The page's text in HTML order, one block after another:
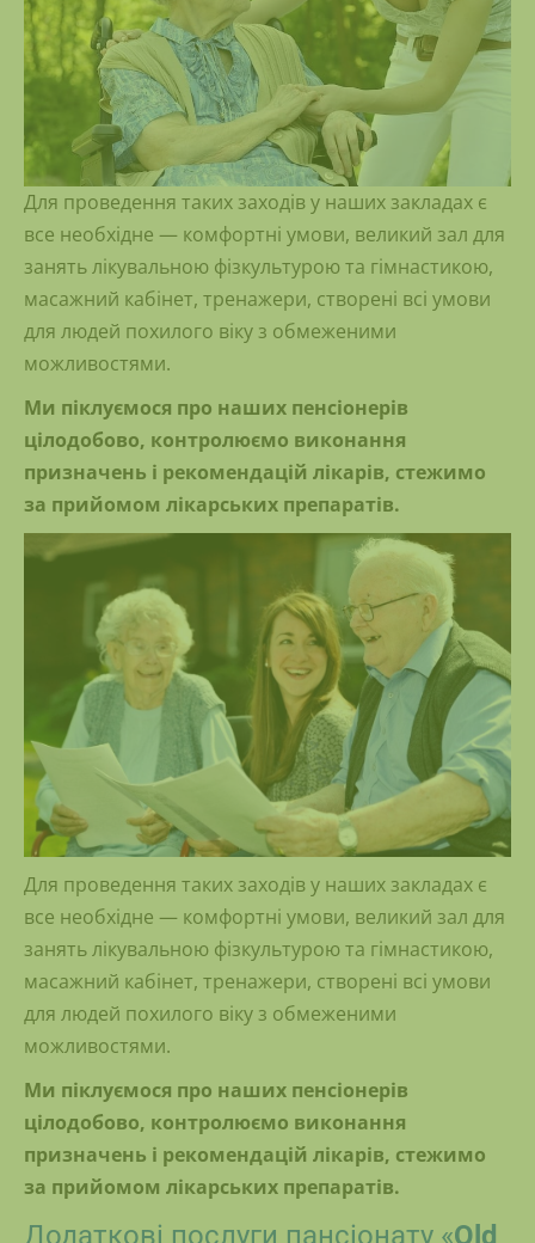
Для проведення таких заходів у наших закладах є
все необхідне — комфортні умови, великий зал для
занять лікувальною фізкультурою та гімнастикою,
масажний кабінет, тренажери, створені всі умови
для людей похилого віку з обмеженими
можливостями.
Ми піклуємося про наших пенсіонерів
цілодобово, контролюємо виконання
призначень і рекомендацій лікарів, стежимо
за прийомом лікарських препаратів.
Для проведення таких заходів у наших закладах є
все необхідне — комфортні умови, великий зал для
занять лікувальною фізкультурою та гімнастикою,
масажний кабінет, тренажери, створені всі умови
для людей похилого віку з обмеженими
можливостями.
Ми піклуємося про наших пенсіонерів
цілодобово, контролюємо виконання
призначень і рекомендацій лікарів, стежимо
за прийомом лікарських препаратів.
Додаткові послуги пансіонату «Old